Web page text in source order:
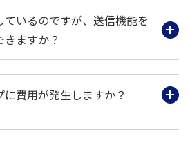
いるのですが、送信機能を
ますか？
費用が発生しますか？